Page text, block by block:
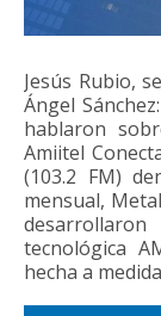
Jesús Rubio,
Ángel
hablaron
Amiitel
(103.2 FM)
mensual,
tecnológica
hecha a